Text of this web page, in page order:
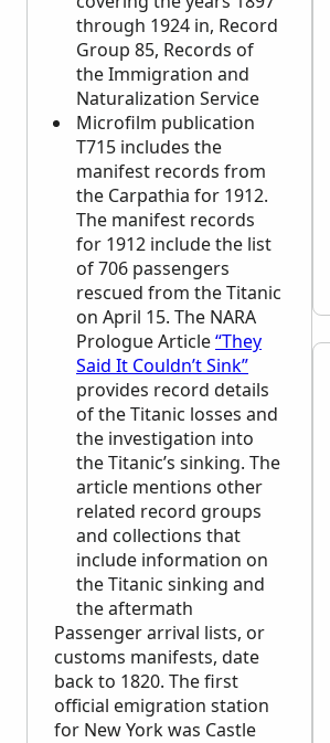
through 1924 in, Record
Group 85, Records of
the Immigration and
Naturalization Service
Microfilm publication
T715 includes the
manifest records from
the Carpathia for 1912.
The manifest records
for 1912 include the list
of 706 passengers
rescued from the Titanic
on April 15. The NARA
Prologue Article“They
Said It Couldn’t Sink”
provides record details
of the Titanic losses and
the investigation into
the Titanic’s sinking. The
article mentions other
related record groups
and collections that
include information on
the Titanic sinking and
the aftermath
Passenger arrival lists, or
customs manifests, date
back to 1820. The first
official emigration station
for New York was Castle